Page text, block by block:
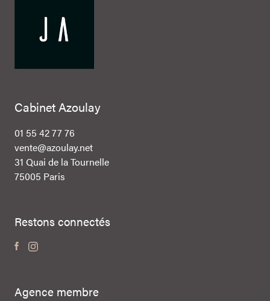
Cabinet Azoulay
01 55 42 77 76
vente@azoulay.net
31 Quai de la Tournelle
75005 Paris
Restons connectés
Agence membre